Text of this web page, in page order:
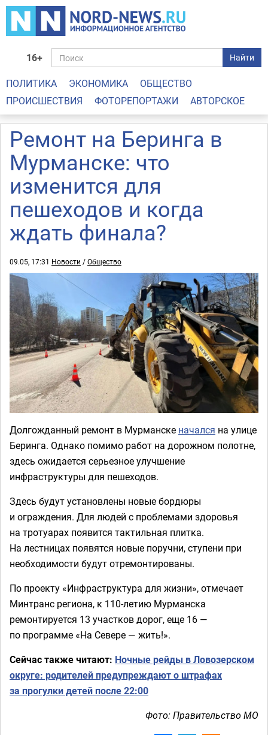
16+ Найти
ПОЛИТИКА ЭКОНОМИКА
ОБЩЕСТВО
ПРОИСШЕСТВИЯ
ФОТОРЕПОРТАЖИ АВТОРСКОЕ
Ремонт на Беринга в
Мурманске: что
изменится для
пешеходов и когда
ждать финала?
09.05, 17:31 Новости /Общество
Долгожданный ремонт в Мурманске начался на улице
Беринга. Однако помимо работ на дорожном полотне,
здесь ожидается серьезное улучшение
инфраструктуры для пешеходов.
Здесь будут установлены новые бордюры
и ограждения. Для людей с проблемами здоровья
на тротуарах появится тактильная плитка.
На лестницах появятся новые поручни, ступени при
необходимости будут отремонтированы.
По проекту «Инфраструктура для жизни», отмечает
Минтранс региона, к 110-летию Мурманска
ремонтируется 13 участков дорог, еще 16 —
по программе «На Севере — жить!».
Сейчас также читают: Ночные рейды в Ловозерском
округе: родителей предупреждают о штрафах
за прогулки детей после 22:00
Фото: Правительство МО